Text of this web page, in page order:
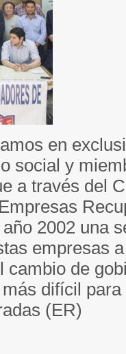
en
social y
a través del
2002 una
empresas
cambio de
difícil
(ER)